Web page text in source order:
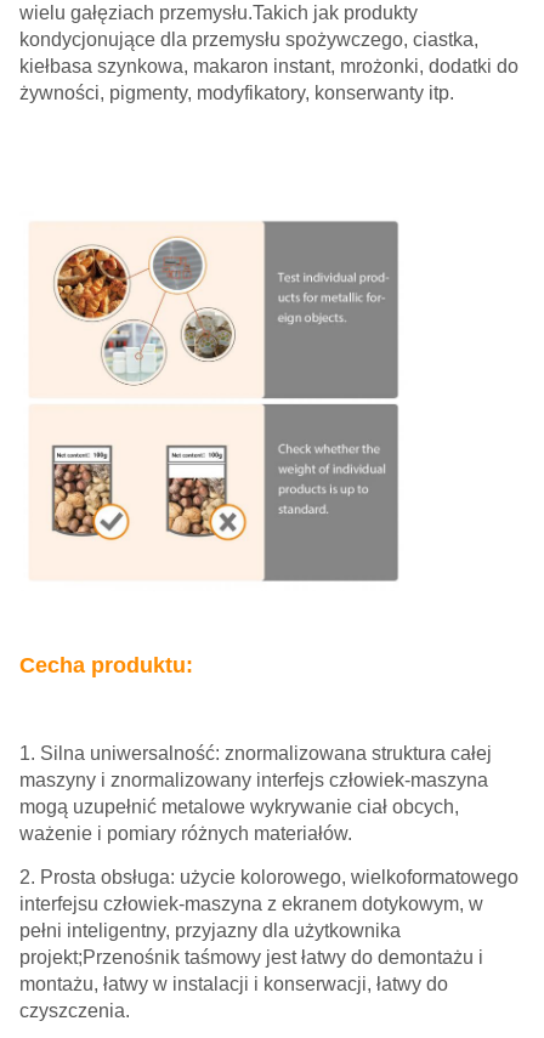
wielu gałęziach przemysłu.Takich jak produkty
kondycjonujące dla przemysłu spożywczego, ciastka,
kiełbasa szynkowa, makaron instant, mrożonki, dodatki do
żywności, pigmenty, modyfikatory, konserwanty itp.
Cecha produktu:
1. Silna uniwersalność: znormalizowana struktura całej
maszyny i znormalizowany interfejs człowiek-maszyna
mogą uzupełnić metalowe wykrywanie ciał obcych,
ważenie i pomiary różnych materiałów.
2. Prosta obsługa: użycie kolorowego, wielkoformatowego
interfejsu człowiek-maszyna z ekranem dotykowym, w
pełni inteligentny, przyjazny dla użytkownika
projekt;Przenośnik taśmowy jest łatwy do demontażu i
montażu, łatwy w instalacji i konserwacji, łatwy do
czyszczenia.